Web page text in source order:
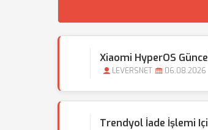
Xiaomi HyperOS
LEVERSNET 06.08.2026
Trendyol İade İşlemi